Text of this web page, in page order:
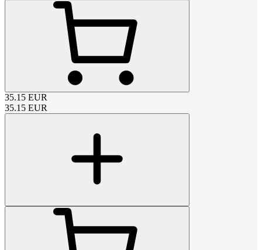
35.15 EUR
35.15 EUR